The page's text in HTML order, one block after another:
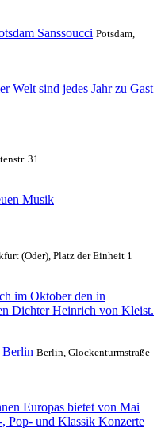
Sanssoucci Potsdam,
Welt sind jedes Jahr zu Gast
31
Musik
(Oder), Platz der Einheit 1
im Oktober den in
Dichter Heinrich von Kleist.
Berlin Berlin, Glockenturmstraße
Europas bietet von Mai
Pop- und Klassik Konzerte